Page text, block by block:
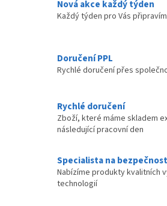
Nová akce každý týden
Každý týden pro Vás
Doručení PPL
Rychlé doručení přes
Rychlé doručení
Zboží, které máme skladem
následující pracovní den
Specialista na
Nabízíme produkty kvalitních
technologií